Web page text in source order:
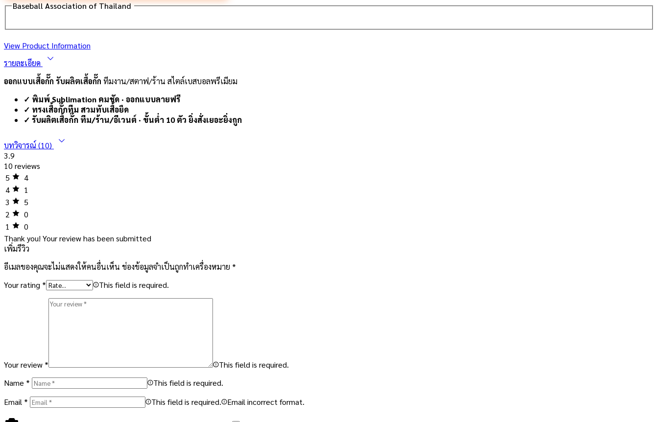
Baseball Association of Thailand
View Product Information
รายละเอียด
ออกแบบเสื้อกั๊ก รับผลิตเสื้อกั๊ก ทีมงาน/สตาฟ/ร้าน สไตล์เบสบอลพรีเมียม
✓ พิมพ์ Sublimation คมชัด · ออกแบบลายฟรี
✓ ทรงเสื้อกั๊กทีม สวมทับเสื้อยืด
✓ รับผลิตเสื้อกั๊ก ทีม/ร้าน/อีเวนต์ · ขั้นต่ำ 10 ตัว ยิ่งสั่งเยอะยิ่งถูก
บทวิจารณ์ (10)
3.9
10 reviews
5
4
4
1
3
5
2
0
1
0
Thank you! Your review has been submitted
เพิ่มรีวิว
อีเมลของคุณจะไม่แสดงให้คนอื่นเห็น ช่องข้อมูลจำเป็นถูกทำเครื่องหมาย *
Your rating * This field is required.
Your review *
This field is required.
Name *
This field is required.
Email * This field is required. Email incorrect format.